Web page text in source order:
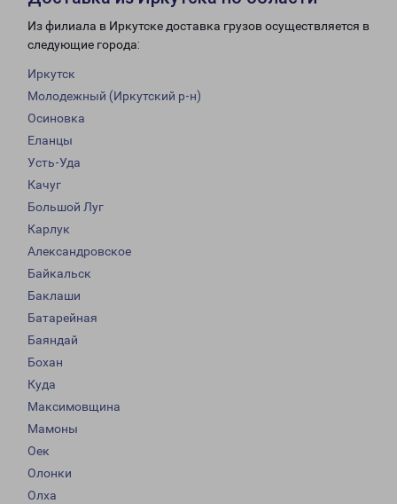
Из филиала в Иркутске доставка грузов осуществляется в
следующие города:
Иркутск
Молодежный (Иркутский р-н)
Осиновка
Еланцы
Усть-Уда
Качуг
Большой Луг
Карлук
Александровское
Байкальск
Баклаши
Батарейная
Баяндай
Бохан
Куда
Максимовщина
Мамоны
Оек
Олонки
Олха